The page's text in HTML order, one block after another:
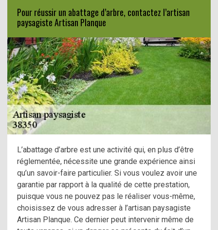
Pour réussir un abattage d’arbre, contactez l’artisan
paysagiste Artisan Planque
L’abattage d’arbre est une activité qui, en plus d’être
réglementée, nécessite une grande expérience ainsi
qu’un savoir-faire particulier. Si vous voulez avoir une
garantie par rapport à la qualité de cette prestation,
puisque vous ne pouvez pas le réaliser vous-même,
choisissez de vous adresser à l’artisan paysagiste
Artisan Planque. Ce dernier peut intervenir même de